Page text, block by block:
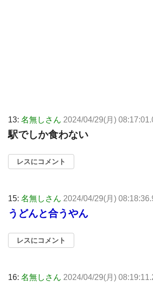
13: 名無しさん 2024/04/29(月)
駅でしか食わない
レスにコメント
15: 名無しさん 2024/04/29(月)
うどんと合うやん
レスにコメント
16: 名無しさん 2024/04/29(月)